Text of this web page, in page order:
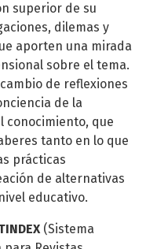
superior de su
dilemas y
aporten una mirada
sobre el tema.
de reflexiones
de la
conocimiento, que
tanto en lo que
prácticas
de alternativas
educativo.
(Sistema